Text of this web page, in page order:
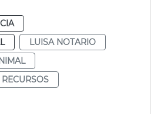
LUISA NOTARIO